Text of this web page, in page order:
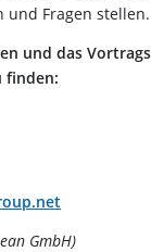
und Fragen stellen.
und das
finden:
GmbH)